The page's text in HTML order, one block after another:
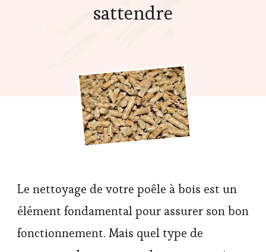
sattendre
Le nettoyage de votre poêle à bois est un
élément fondamental pour assurer son bon
fonctionnement. Mais quel type de